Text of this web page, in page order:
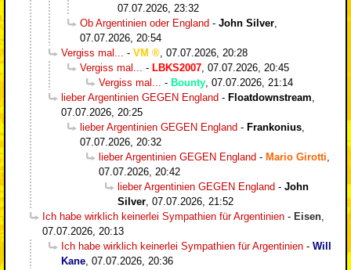
07.07.2026, 23:32
Ob Argentinien oder England - John Silver
07.07.2026, 20:54
Vergiss mal...
- VM
07.07.2026, 20:28
Vergiss mal...
- LBKS2007 07.07.2026, 20:45
Vergiss mal...
- Bounty 07.07.2026, 21:14
lieber Argentinien GEGEN England - Floatdownstream
07.07.2026, 20:25
lieber Argentinien GEGEN England - Frankonius
07.07.2026, 20:32
lieber Argentinien GEGEN England - Mario Girotti
07.07.2026, 20:42
lieber Argentinien GEGEN England - John
Silver 07.07.2026, 21:52
Ich habe wirklich keinerlei Sympathien für Argentinien - Eisen
07.07.2026, 20:13
Ich habe wirklich keinerlei Sympathien für Argentinien - Will
Kane 07.07.2026, 20:36